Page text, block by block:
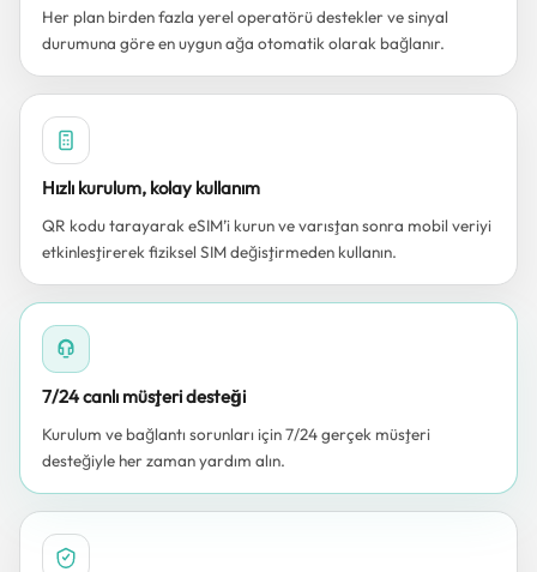
Her plan birden fazla yerel operatörü destekler ve sinyal
durumuna göre en uygun ağa otomatik olarak bağlanır.
Hızlı kurulum, kolay kullanım
QR kodu tarayarak eSIM’i kurun ve varıştan sonra mobil veriyi
etkinleştirerek fiziksel SIM değiştirmeden kullanın.
7/24 canlı müşteri desteği
Kurulum ve bağlantı sorunları için 7/24 gerçek müşteri
desteğiyle her zaman yardım alın.